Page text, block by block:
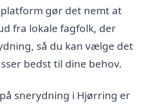
gør det nemt at
fra lokale fagfolk, der
så du kan vælge det
bedst til dine behov.
snerydning i Hjørring er